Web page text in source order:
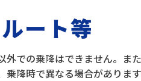
ート等
での乗降はできません。ま
降時で異なる場合があります